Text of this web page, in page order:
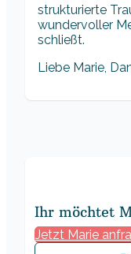
strukturierte
wundervoller
schließt.
Liebe Marie,
Ihr möchtet
Jetzt Marie